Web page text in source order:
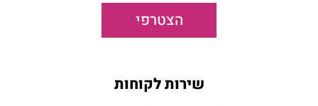
הצטרפי
שירות לקוחות